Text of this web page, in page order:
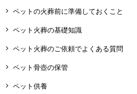
ペットの火葬前に準備しておくこと
ペット火葬の基礎知識
ペット火葬のご依頼でよくある質問
ペット骨壺の保管
ペット供養